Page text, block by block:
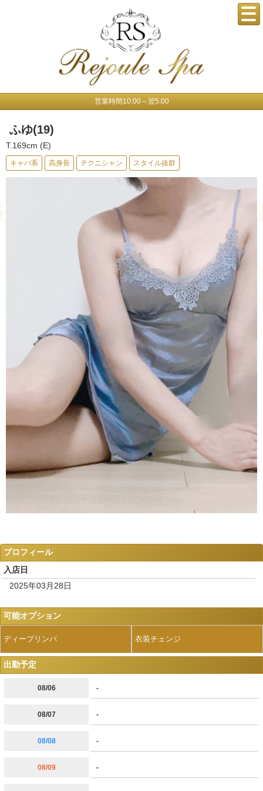
営業時間10:00～翌5:00
ふゆ(19)
T.169cm (E)
キャバ系 高身長 テクニシャン スタイル抜群
プロフィール
入店日
2025年03月28日
可能オプション
ディープリンパ 衣装チェンジ
出勤予定
08/06 -
08/07 -
08/08 -
08/09 -